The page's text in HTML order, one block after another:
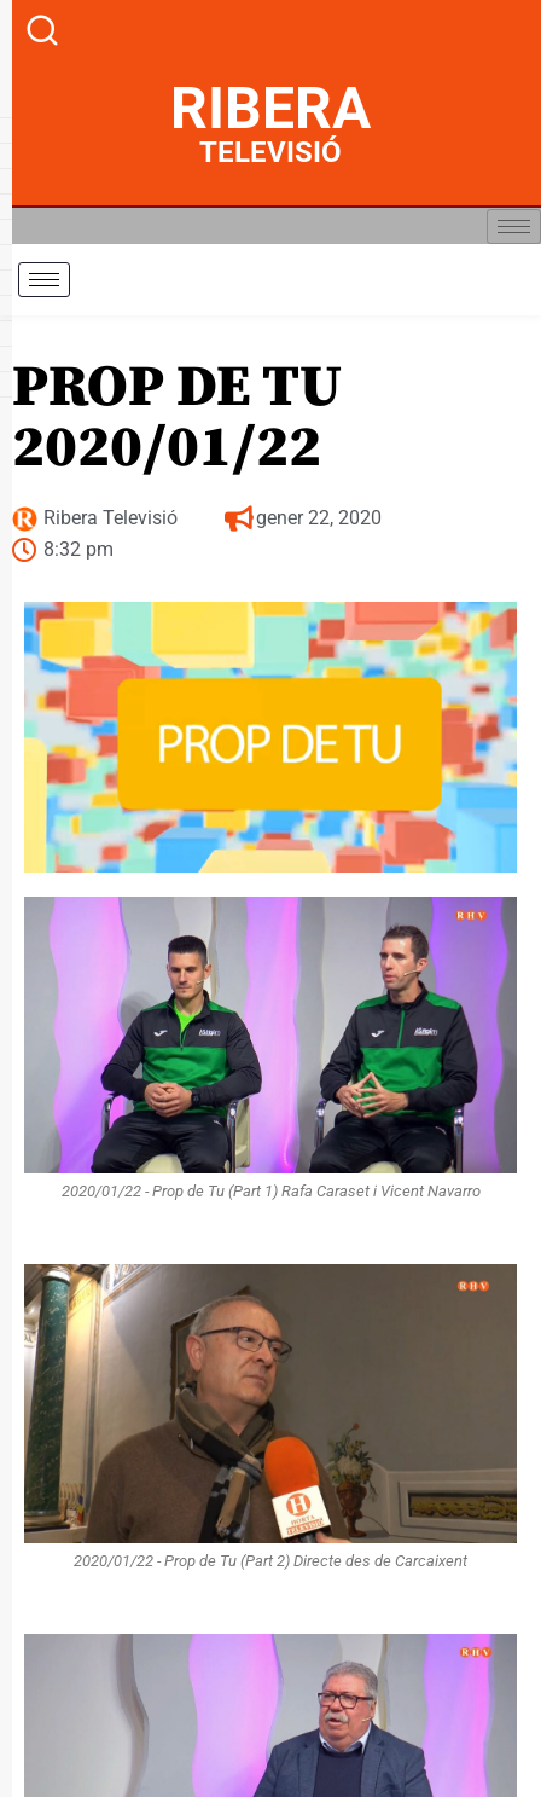
RIBERA
TELEVISIÓ
PROP DE TU
2020/01/22
Ribera Televisió
gener 22, 2020
8:32 pm
2020/01/22 - Prop de Tu (Part 1) Rafa Caraset i Vicent Navarro
2020/01/22 - Prop de Tu (Part 2) Directe des de Carcaixent